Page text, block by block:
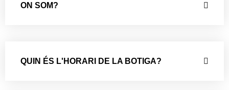
ON SOM?
QUIN ÉS L'HORARI DE LA BOTIGA?